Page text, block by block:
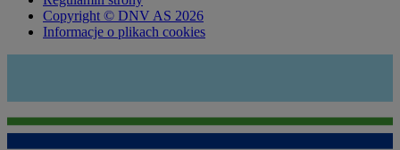
Copyright © DNV AS 2026
Informacje o plikach cookies